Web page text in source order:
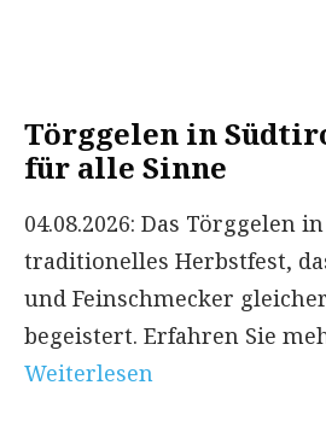
Törggelen in
für alle Sinne
04.08.2026: Das Törggelen
traditionelles Herbstfest,
und Feinschmecker
begeistert. Erfahren Sie
Weiterlesen